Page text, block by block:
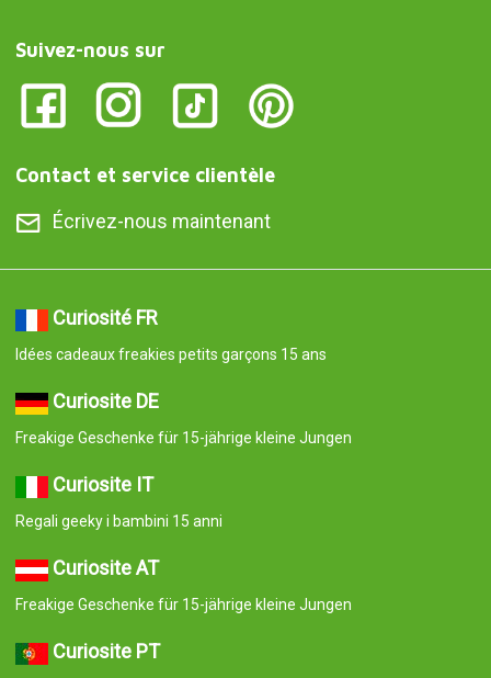
Suivez-nous sur
Contact et service clientèle
Écrivez-nous maintenant
Curiosité FR
Idées cadeaux freakies petits garçons 15 ans
Curiosite DE
Freakige Geschenke für 15-jährige kleine Jungen
Curiosite IT
Regali geeky i bambini 15 anni
Curiosite AT
Freakige Geschenke für 15-jährige kleine Jungen
Curiosite PT